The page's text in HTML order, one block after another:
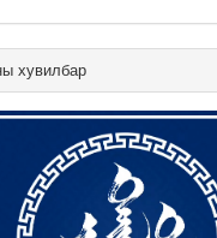
хувилбар